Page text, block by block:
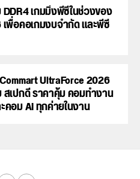
เกมมิ่งพีซีในช่วงของ
พื่อคอเกมงบจำกัด และพีซี
UltraForce 2026
เปกดี ราคาคุ้ม คอมทำงาน
คอม AI ทุกค่ายในงาน